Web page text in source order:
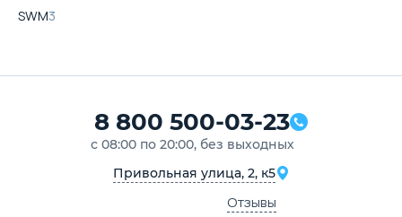
SWM3
8 800 500-03-23
с 08:00 по 20:00, без выходных
Привольная улица, 2, к5
Отзывы